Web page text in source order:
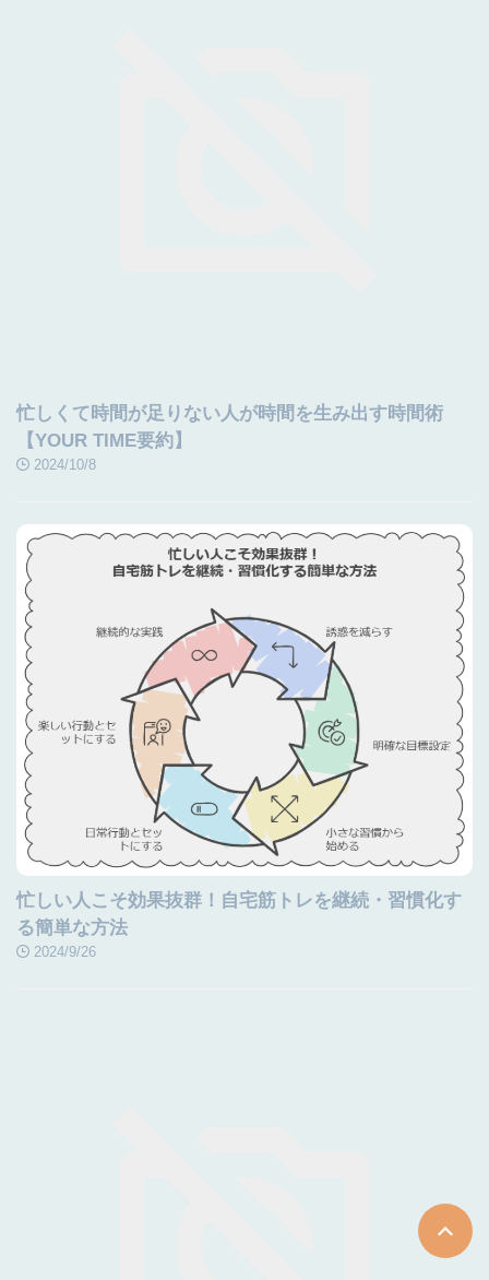
忙しくて時間が足りない人が時間を生み出す時間術
【YOUR TIME要約】
2024/10/8
忙しい人こそ効果抜群！自宅筋トレを継続・習慣化す
る簡単な方法
2024/9/26